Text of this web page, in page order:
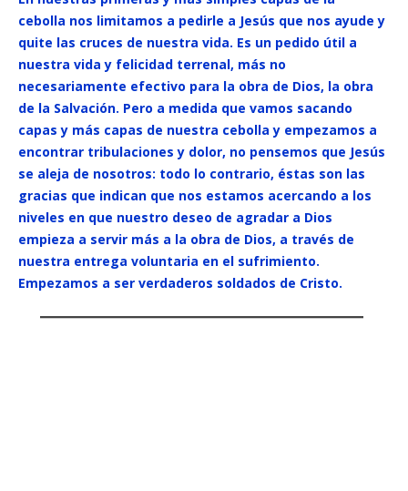
cebolla nos limitamos a pedirle a Jesús que nos ayude y
quite las cruces de nuestra vida. Es un pedido útil a
nuestra vida y felicidad terrenal, más no
necesariamente efectivo para la obra de Dios, la obra
de la Salvación. Pero a medida que vamos sacando
capas y más capas de nuestra cebolla y empezamos a
encontrar tribulaciones y dolor, no pensemos que Jesús
se aleja de nosotros: todo lo contrario, éstas son las
gracias que indican que nos estamos acercando a los
niveles en que nuestro deseo de agradar a Dios
empieza a servir más a la obra de Dios, a través de
nuestra entrega voluntaria en el sufrimiento.
Empezamos a ser verdaderos soldados de Cristo.